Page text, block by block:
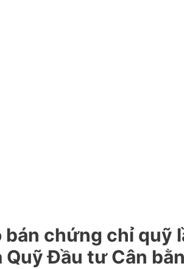
bán chứng chỉ quỹ
Đầu tư Cân